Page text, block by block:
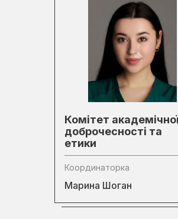
Комітет
доброчесності та
етики
Координаторка
Марина Шоган